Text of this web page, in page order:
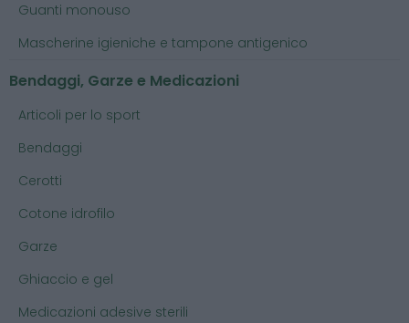
Guanti monouso
Mascherine igieniche e tampone antigenico
Bendaggi, Garze e Medicazioni
Articoli per lo sport
Bendaggi
Cerotti
Cotone idrofilo
Garze
Ghiaccio e gel
Medicazioni adesive sterili